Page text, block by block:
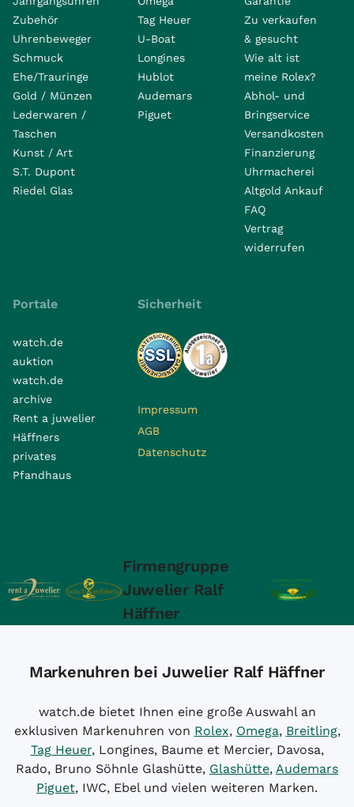
Zubehör
Uhrenbeweger
Schmuck
Ehe/Trauringe
Gold / Münzen
Lederwaren /
Taschen
Kunst / Art
S.T. Dupont
Riedel Glas
Tag Heuer
U-Boat
Longines
Hublot
Audemars
Piguet
Zu verkaufen
& gesucht
Wie alt ist
meine Rolex?
Abhol- und
Bringservice
Versandkosten
Finanzierung
Uhrmacherei
Altgold Ankauf
FAQ
Vertrag
widerrufen
Portale
watch.de
auktion
watch.de
archive
Rent a juwelier
Häffners
privates
Pfandhaus
Sicherheit
Impressum
AGB
Datenschutz
Firmengruppe
Juwelier Ralf
Häffner
Markenuhren bei Juwelier Ralf Häffner
watch.de bietet Ihnen eine große Auswahl an
exklusiven Markenuhren von Rolex, Omega, Breitling,
Tag Heuer, Longines, Baume et Mercier, Davosa,
Rado, Bruno Söhnle Glashütte, Glashütte, Audemars
Piguet, IWC, Ebel und vielen weiteren Marken.